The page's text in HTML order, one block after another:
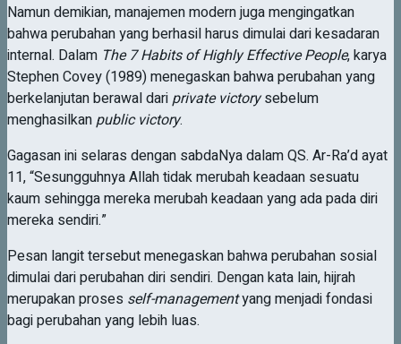
Namun demikian, manajemen modern juga mengingatkan
bahwa perubahan yang berhasil harus dimulai dari kesadaran
internal. Dalam The 7 Habits of Highly Effective People, karya
Stephen Covey (1989) menegaskan bahwa perubahan yang
berkelanjutan berawal dari private victorysebelum
menghasilkan public victory.
Gagasan ini selaras dengan sabdaNya dalam QS. Ar-Ra’d ayat
11, “Sesungguhnya Allah tidak merubah keadaan sesuatu
kaum sehingga mereka merubah keadaan yang ada pada diri
mereka sendiri.”
Pesan langit tersebut menegaskan bahwa perubahan sosial
dimulai dari perubahan diri sendiri. Dengan kata lain, hijrah
merupakan proses self-managementyang menjadi fondasi
bagi perubahan yang lebih luas.